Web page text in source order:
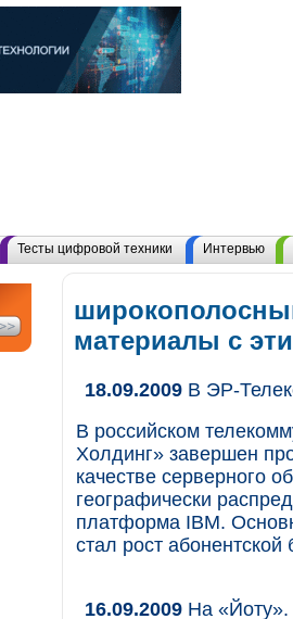
Тесты цифровой техники Интервью
материалы с
18.09.2009 В ЭР-
В российском
Холдинг» завершен
качестве серверного
географически
платформа IBM.
стал рост
16.09.2009 На